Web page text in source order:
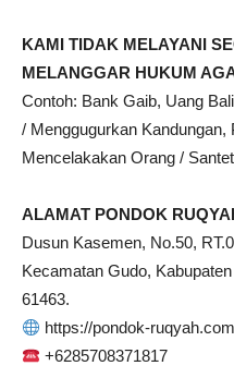
KAMI TIDAK MELAYANI
MELANGGAR HUKUM
Contoh: Bank Gaib, Uang
/ Menggugurkan Kandungan,
Mencelakakan Orang /
ALAMAT PONDOK
Dusun Kasemen, No.50,
Kecamatan Gudo,
61463.
https://pondok-
+6285708371817